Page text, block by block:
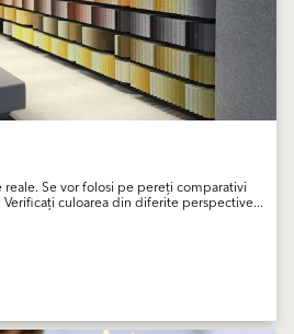
Se vor folosi pe pereți comparativi
Verificați culoarea din diferite perspective...